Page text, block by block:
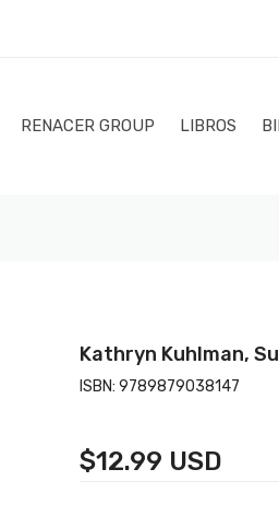
RENACER GROUP LIBROS
Kathryn Kuhlman,
ISBN: 9789879038147
$12.99 USD